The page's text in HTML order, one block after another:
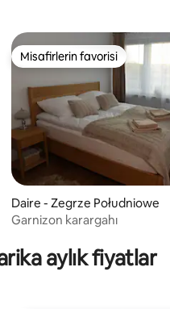
ortalama 5 puan, 7
Misafirlerin favorisi
Misafirlerin favorisi
Daire - Zegrze Południowe
Garnizon karargahı
aylık fiyatlar